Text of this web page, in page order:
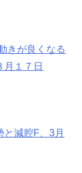
きが良くなる
１７日
と減腔F、3月